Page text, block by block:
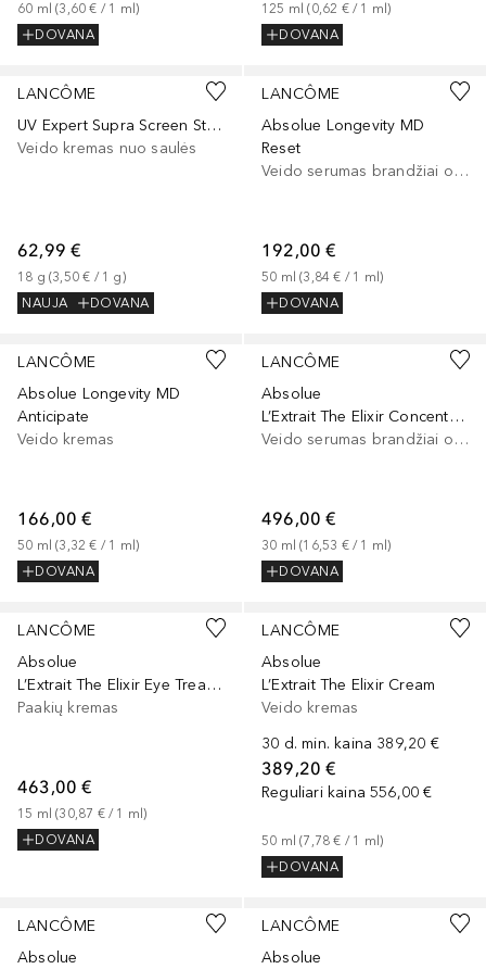
60 ml (3,60 € / 1 ml)
DOVANA
125 ml (0,62 € / 1 ml)
DOVANA
LANCÔME
UV Expert Supra Screen Stick SPF 50
Veido kremas nuo saulės
62,99 €
18 g (3,50 € / 1 g)
NAUJA
DOVANA
LANCÔME
Absolue Longevity MD
Reset
Veido serumas brandžiai odai
192,00 €
50 ml (3,84 € / 1 ml)
DOVANA
LANCÔME
Absolue Longevity MD
Anticipate
Veido kremas
166,00 €
50 ml (3,32 € / 1 ml)
DOVANA
LANCÔME
Absolue
L’Extrait The Elixir Concentrate
Veido serumas brandžiai odai
496,00 €
30 ml (16,53 € / 1 ml)
DOVANA
LANCÔME
Absolue
L’Extrait The Elixir Eye Treatment
Paakių kremas
463,00 €
15 ml (30,87 € / 1 ml)
DOVANA
LANCÔME
Absolue
L’Extrait The Elixir Cream
Veido kremas
30 d. min. kaina 389,20 €
389,20 €
Reguliari kaina 556,00 €
50 ml (7,78 € / 1 ml)
DOVANA
LANCÔME
Absolue
LANCÔME
Absolue